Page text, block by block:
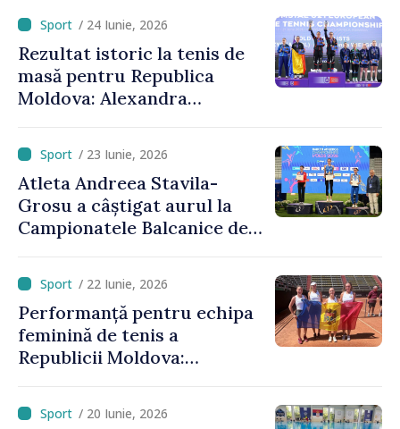
devenit campioană
europeană/ 24 Iunie, 2026
Rezultat istoric la tenis de
masă pentru Republica
Moldova: Alexandra
de bronz la Campionatele
Europene/ 23 Iunie, 2026
Atleta Andreea Stavila-
Grosu a câștigat aurul la
Campionatele Balcanice de
/ 22 Iunie, 2026
Performanță pentru echipa
feminină de tenis a
Republicii Moldova:
după o pauză de 25 de ani
/ 20 Iunie, 2026